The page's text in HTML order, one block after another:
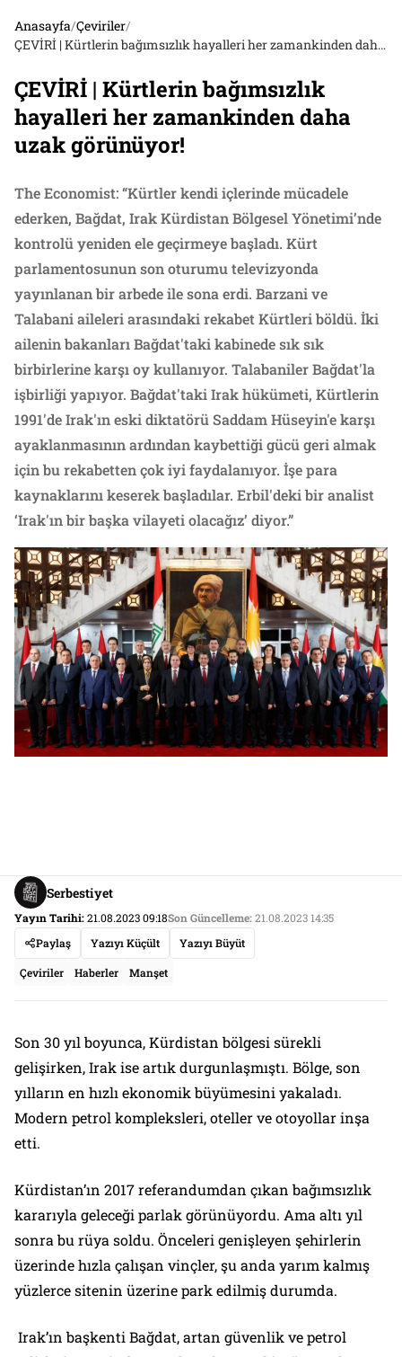
Anasayfa/Çeviriler/
ÇEVİRİ | Kürtlerin bağımsızlık hayalleri her zamankinden daha uzak görünüyor!
ÇEVİRİ | Kürtlerin bağımsızlık
hayalleri her zamankinden daha
uzak görünüyor!
The Economist: “Kürtler kendi içlerinde mücadele
ederken, Bağdat, Irak Kürdistan Bölgesel Yönetimi’nde
kontrolü yenı̇den ele geçı̇rmeye başladı. Kürt
parlamentosunun son oturumu televizyonda
yayınlanan bir arbede ile sona erdi. Barzani ve
Talabani aileleri arasındaki rekabet Kürtleri böldü. İki
ailenin bakanları Bağdat'taki kabinede sık sık
birbirlerine karşı oy kullanıyor. Talabaniler Bağdat'la
işbirliği yapıyor. Bağdat'taki Irak hükümeti, Kürtlerin
1991'de Irak'ın eski diktatörü Saddam Hüseyin'e karşı
ayaklanmasının ardından kaybettiği gücü geri almak
için bu rekabetten çok iyi faydalanıyor. İşe para
kaynaklarını keserek başladılar. Erbil'deki bir analist
‘Irak'ın bir başka vilayeti olacağız’ diyor.”
Serbestiyet
Yayın Tarihi:21.08.2023 09:18Son Güncelleme:21.08.2023 14:35
Paylaş
Yazıyı Küçült Yazıyı Büyüt
Çeviriler Haberler Manşet
Son 30 yıl boyunca, Kürdistan bölgesi sürekli
gelişirken, Irak ise artık durgunlaşmıştı. Bölge, son
yılların en hızlı ekonomik büyümesini yakaladı.
Modern petrol kompleksleri, oteller ve otoyollar inşa
etti.
Kürdistan’ın 2017 referandumdan çıkan bağımsızlık
kararıyla geleceği parlak görünüyordu. Ama altı yıl
sonra bu rüya soldu. Önceleri genişleyen şehirlerin
üzerinde hızla çalışan vinçler, şu anda yarım kalmış
yüzlerce sitenin üzerine park edilmiş durumda.
Irak’ın başkenti Bağdat, artan güvenlik ve petrol